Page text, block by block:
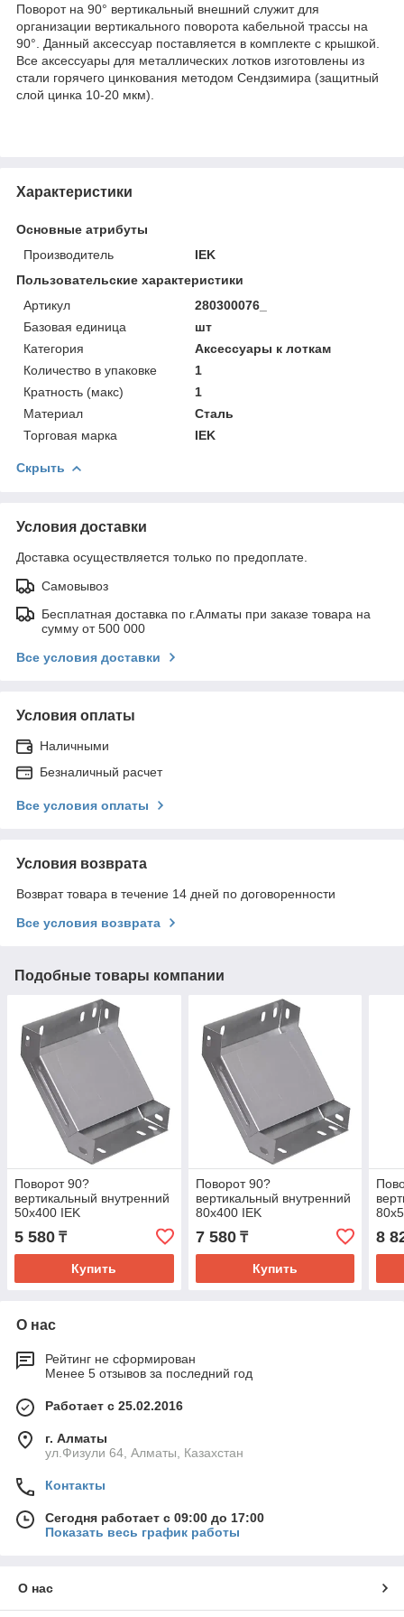
Поворот на 90° вертикальный внешний служит для
организации вертикального поворота кабельной трассы на
90°. Данный аксессуар поставляется в комплекте с крышкой.
Все аксессуары для металлических лотков изготовлены из
стали горячего цинкования методом Сендзимира (защитный
слой цинка 10-20 мкм).
Характеристики
Основные атрибуты
Производитель
IEK
Пользовательские характеристики
Артикул
280300076_
Базовая единица
шт
Категория
Аксессуары к лоткам
Количество в упаковке
1
Кратность (макс)
1
Материал
Сталь
Торговая марка
IEK
Скрыть
Условия доставки
Доставка осуществляется только по предоплате.
Самовывоз
Бесплатная доставка по г.Алматы при заказе товара на
сумму от 500 000
Все условия доставки
Условия оплаты
Наличными
Безналичный расчет
Все условия оплаты
Условия возврата
Возврат товара в течение 14 дней по договоренности
Все условия возврата
Подобные товары компании
Поворот 90?
вертикальный внутренний
50х400 IEK
5 580 ₸
Купить
Поворот 90?
вертикальный внутренний
80х400 IEK
7 580₸
Купить
8
О нас
Рейтинг не сформирован
Менее 5 отзывов за последний год
Работает с 25.02.2016
г. Алматы
ул.Физули 64, Алматы, Казахстан
Контакты
Сегодня работает с 09:00 до 17:00
Показать весь график работы
О нас